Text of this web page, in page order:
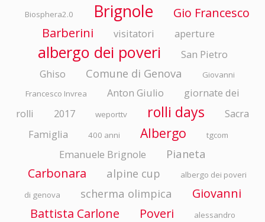
Biosphera2.0
Brignole
Gio Francesco
Barberini
visitatori aperture
albergo dei poveri
San Pietro
Ghiso
Comune di Genova
Giovanni
Francesco Invrea
Anton Giulio
giornate dei
rolli
2017 weporttv rolli days
Sacra
Famiglia
400 anni Albergo tgcom
Emanuele Brignole Pianeta
Carbonara alpine cup
albergo dei poveri
di genova
scherma olimpica
Giovanni
Battista Carlone
Poveri
alessandro